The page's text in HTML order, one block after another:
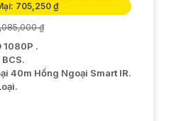
705,250 ₫
₫
1080P .
40m Hồng Ngoại Smart IR.